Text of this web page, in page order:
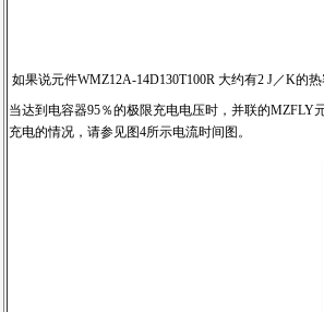
如果说元件WMZ12A-14D130T100R 大约有2 J／K
当达到电容器95％的极限充电电压时，并联的
充电的情况，请参见图4所示电流时间图。